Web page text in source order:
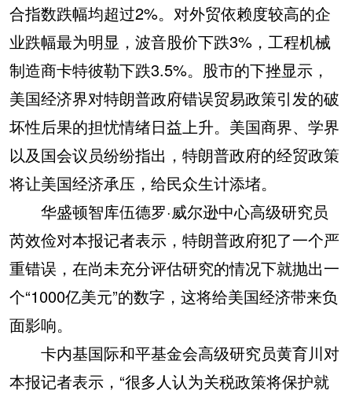
合指数跌幅均超过2%。对外贸依赖度较高的企
业跌幅最为明显，波音股价下跌3%，工程机械
制造商卡特彼勒下跌3.5%。股市的下挫显示，
美国经济界对特朗普政府错误贸易政策引发的破
坏性后果的担忧情绪日益上升。美国商界、学界
以及国会议员纷纷指出，特朗普政府的经贸政策
将让美国经济承压，给民众生计添堵。
华盛顿智库伍德罗·威尔逊中心高级研究员
芮效俭对本报记者表示，特朗普政府犯了一个严
重错误，在尚未充分评估研究的情况下就抛出一
个“1000亿美元”的数字，这将给美国经济带来负
面影响。
卡内基国际和平基金会高级研究员黄育川对
本报记者表示，“很多人认为关税政策将保护就